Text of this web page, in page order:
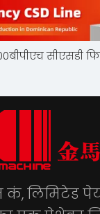
कं, लिमिटेड